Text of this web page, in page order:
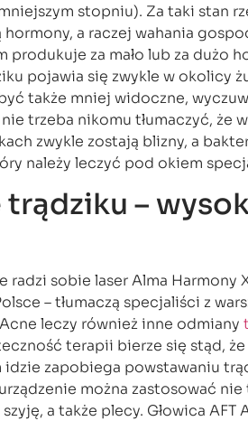
stopniu). Za taki stan
a raczej wahania
produkuje za mało lub za dużo
pojawia się zwykle w okolicy
także mniej widoczne,
trzeba nikomu tłumaczyć, że
zwykle zostają blizny, a
należy leczyć pod okiem
–
sobie laser Alma Harmony
– tłumaczą specjaliści z
leczy również inne odmiany
terapii bierze się stąd, że
idzie zapobiega powstawaniu
można zastosować
a także plecy. Głowica AFT